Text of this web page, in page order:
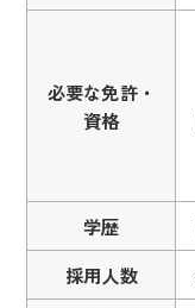
必要な免許・
資格
学歴
採用人数